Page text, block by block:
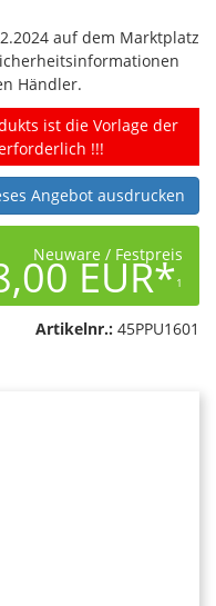
auf dem Marktplatz
Händler.
ist die Vorlage der
!!!
Angebot ausdrucken
Neuware / Festpreis
EUR*1
Artikelnr.: 45PPU1601